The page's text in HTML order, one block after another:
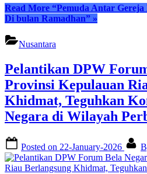
Read More “Pemuda Antar
Di bulan Ramadhan” »
Nusantara
Pelantikan DPW
Provinsi Kepulauan
Khidmat, Teguhkan
Negara di Wilayah
Posted on 22-January-2026